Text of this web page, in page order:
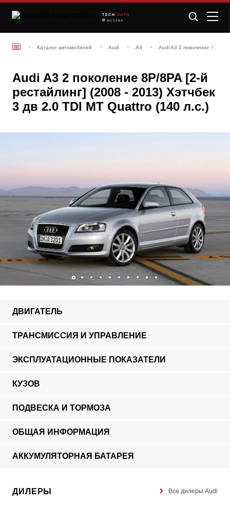
TECH /AUTO
МОСКВА
Каталог автомобилей Audi A3 Audi A3 2 поколение 8P/
Audi A3 2 поколение 8P/8PA [2-й
рестайлинг] (2008 - 2013) Хэтчбек
3 дв 2.0 TDI MT Quattro (140 л.с.)
ДВИГАТЕЛЬ
ТРАНСМИССИЯ И УПРАВЛЕНИЕ
ЭКСПЛУАТАЦИОННЫЕ ПОКАЗАТЕЛИ
КУЗОВ
ПОДВЕСКА И ТОРМОЗА
ОБЩАЯ ИНФОРМАЦИЯ
АККУМУЛЯТОРНАЯ БАТАРЕЯ
ДИЛЕРЫ Все дилеры Audi